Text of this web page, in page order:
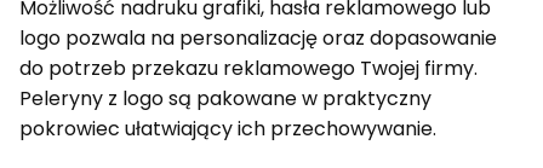
Możliwość nadruku grafiki, hasła reklamowego lub
logo pozwala na personalizację oraz dopasowanie
do potrzeb przekazu reklamowego Twojej firmy.
Peleryny z logo są pakowane w praktyczny
pokrowiec ułatwiający ich przechowywanie.